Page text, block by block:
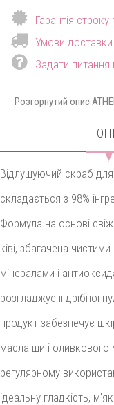
Гарантія строку
Умови доставки
Задати питання
Розгорнутий опис
Відлущуючий скраб для
складається з 98%
Формула на основі
ківі, збагачена
мінералами і
розгладжує її дрібної
продукт забезпечує
масла ши і
регулярному
ідеальну гладкість,